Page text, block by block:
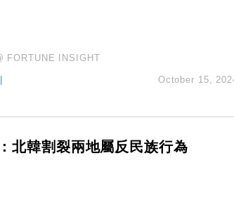
消費表現
失近6900萬元
接任
司
FORTUNE INSIGHT
October 15,
北韓割裂兩地屬反民族行為